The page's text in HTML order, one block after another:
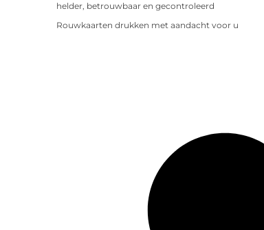
helder, betrouwbaar en gecontroleerd
Rouwkaarten drukken met aandacht voor u